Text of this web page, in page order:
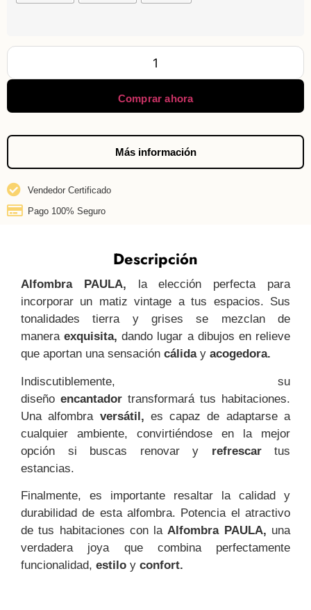
Comprar ahora
Más información
Vendedor Certificado
Pago 100% Seguro
Descripción
Alfombra PAULA, la elección perfecta para
incorporar un matiz vintage a tus espacios. Sus
tonalidades tierra y grises se mezclan de
maneraexquisita, dando lugar a dibujos en relieve
que aportan una sensación cáliday acogedora.
Indiscutiblemente, su
diseño encantador transformará tus habitaciones.
Una alfombra versátil, es capaz de adaptarse a
cualquier ambiente, convirtiéndose en la mejor
opción si buscas renovar y refrescartus
estancias.
Finalmente, es importante resaltar la calidad y
durabilidad de esta alfombra. Potencia el atractivo
de tus habitaciones con laAlfombra PAULA, una
verdadera joya que combina perfectamente
funcionalidad, estilo y confort.